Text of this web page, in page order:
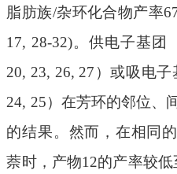
脂肪族/杂环化合物产率
17, 28-32)。供电子基团
20, 23, 26, 27）或吸电
24, 25）在芳环的邻位、
的结果。然而，在相同
萘时，产物12的产率较低